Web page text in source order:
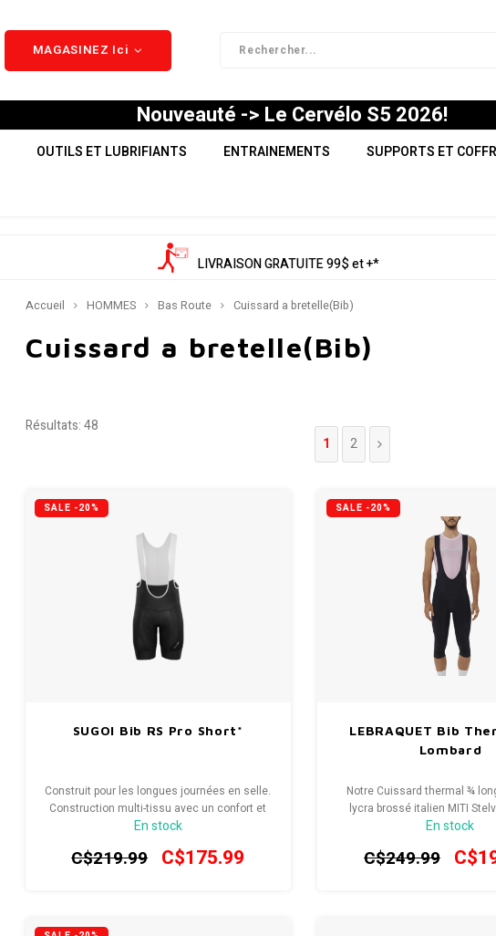
MAGASINEZ Ici
Nouveauté -> Le Cervélo S5 2026!
OUTILS ET LUBRIFIANTS ENTRAINEMENTS SUPPORTS ET
LIVRAISON GRATUITE 99$ et +*
Accueil HOMMES Bas Route Cuissard a bretelle(Bib)
Cuissard a bretelle(Bib)
Résultats: 48
1
2
SALE -20%
SUGOI Bib RS Pro Short*
Construit pour les longues journées en selle.
Construction multi-tissu avec un confort et
un ajustement impeccables, ancrés par un
En stock
C$219.99 C$175.99
SALE -20%
LEBRAQUET Bib
Lombard
Notre Cuissard thermal ¾
lycra brossé italien MITI
offrira un haut niveau de
jours plus frais
En stock
C$249.99